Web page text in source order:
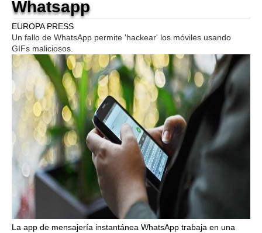
Whatsapp
EUROPA PRESS
Un fallo de WhatsApp permite 'hackear' los móviles usando
GIFs maliciosos.
La app de mensajería instantánea WhatsApp trabaja en una